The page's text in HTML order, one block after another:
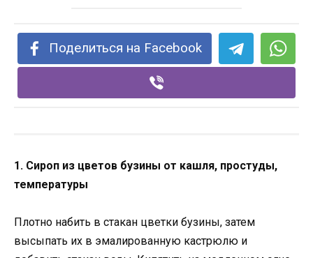
Поделиться на Facebook
1. Сироп из цветов бузины от кашля, простуды,
температуры
Плотно набить в стакан цветки бузины, затем
высыпать их в эмалированную кастрюлю и